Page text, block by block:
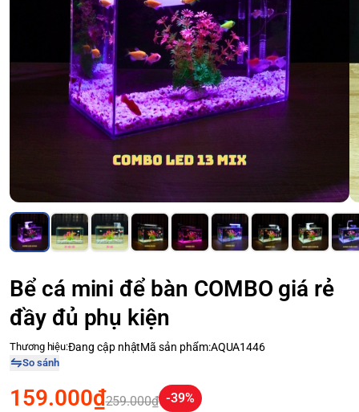
Bể cá mini để bàn COMBO giá rẻ
đầy đủ phụ kiện
Thương hiệu:Đang cập nhậtMã sản phẩm:AQUA1446
So sánh
159.000₫259.000₫ -39%